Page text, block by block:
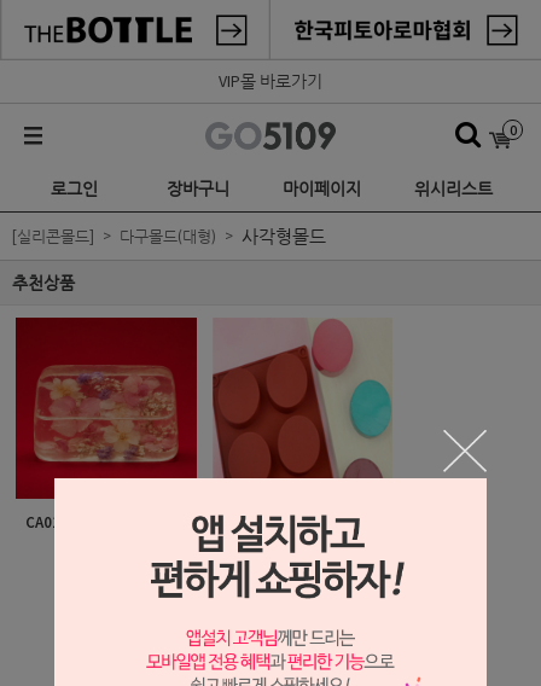
VIP몰 바로가기
0
로그인 장바구니 마이페이지 위시리스트
[실리콘몰드] 다구몰드(대형) 사각형몰드
추천상품
CA010 - 라운드 직사각형
NA005-둥근원형 6구몰드
1,500원